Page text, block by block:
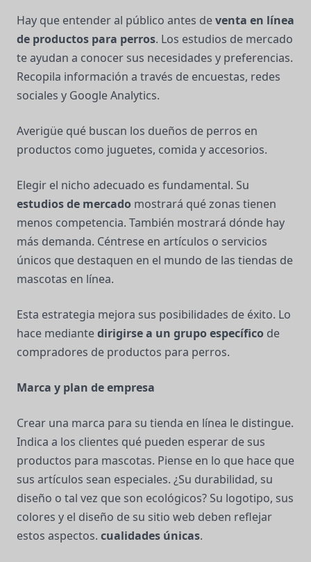
Hay que entender al público antes deventa en línea
de productos para perros. Los estudios de mercado
te ayudan a conocer sus necesidades y preferencias.
Recopila información a través de encuestas, redes
sociales y Google Analytics.
Averigüe qué buscan los dueños de perros en
productos como juguetes, comida y accesorios.
Elegir el nicho adecuado es fundamental. Su
estudios de mercado mostrará qué zonas tienen
menos competencia. También mostrará dónde hay
más demanda. Céntrese en artículos o servicios
únicos que destaquen en el mundo de las tiendas de
mascotas en línea.
Esta estrategia mejora sus posibilidades de éxito. Lo
hace mediantedirigirse a un grupo específico de
compradores de productos para perros.
Marca y plan de empresa
Crear una marca para su tienda en línea le distingue.
Indica a los clientes qué pueden esperar de sus
productos para mascotas. Piense en lo que hace que
sus artículos sean especiales. ¿Su durabilidad, su
diseño o tal vez que son ecológicos? Su logotipo, sus
colores y el diseño de su sitio web deben reflejar
estos aspectos. cualidades únicas.